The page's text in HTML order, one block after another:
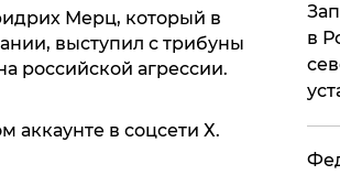
Мерц, который в
выступил с трибуны
российской агрессии.
аккаунте в соцсети Х.
в